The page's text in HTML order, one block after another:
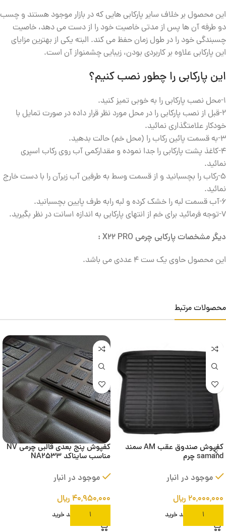
این محصول بر خلاف سایر پارکابی هایی که در بازار موجود هستند و چسب
دو طرفه آن ها پس از مدتی خاصیت خود را از دست می دهد، خاصیت
چسبندگی خود را در طول زمان حفظ می کند. البته یکی از بهترین مزایای
این پارکابی علاوه بر کاربردی بودن، زیبایی چشمنواز آن است.
این پارکابی را چطور نصب کنیم؟
۱-محل نصب پارکابی را به خوبی تمیز کنید.
۲-قبل از نصب پارکابی را در محل مورد نظر قرار داده در صورت تمایل با
خودکار علامتگذاری نمائید.
۳-به قسمت پائین رکاب را (محل خم) حالت بدهید.
۴-کاغذ پشت پارکابی را جدا نموده و مقدارکمی آب روی رکاب اسپری
نمائید.
۵-رکاب را بچسبانید و از قسمت وسط به طرفین آب زیرآن را با دست خارج
نمائید.
۶-آب قسمت لبه را خشک کرده و لبه رابه طرف پایین بچسبانید.
۷-توجه فرمائید برای خم از انتهای پارکابی به اندازه ۱سانت در نظر بگیرید.
دیگر مشخصات پارکابی چرمی X22 PRO :
این محصول حاوی یک ست ۴ عددی می باشد.
محصولات مرتبط
کفپوش صندوق عقب AM سمند
samand چرم
موجود در انبار
۲۰,۰۰۰,۰۰۰ ریال
افزودن به سبد خرید
کفپوش پنج بعدی قالبی چرمی NV
مناسب سایناکد NA2533
موجود در انبار
۴۰,۹۵۰,۰۰۰ ریال
افزودن به سبد خرید